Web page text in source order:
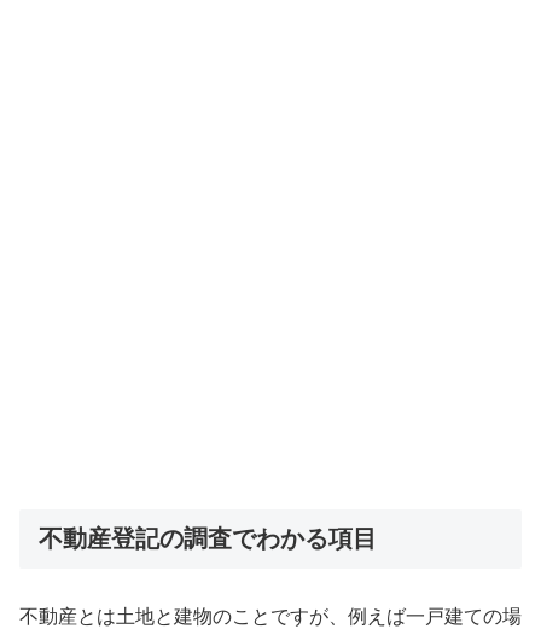
不動産登記の調査でわかる項目
不動産とは土地と建物のことですが、例えば一戸建ての場